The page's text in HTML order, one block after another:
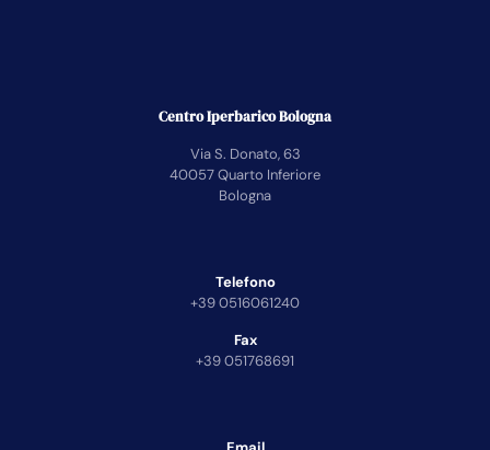
Centro Iperbarico Bologna
Via S. Donato, 63
40057 Quarto Inferiore
Bologna
Telefono
+39 0516061240
Fax
+39 051768691